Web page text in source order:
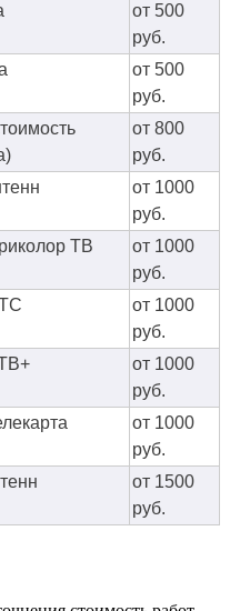
от 500
руб.
от 500
руб.
от 800
руб.
от 1000
руб.
ТВ
от 1000
руб.
от 1000
руб.
от 1000
руб.
от 1000
руб.
от 1500
руб.